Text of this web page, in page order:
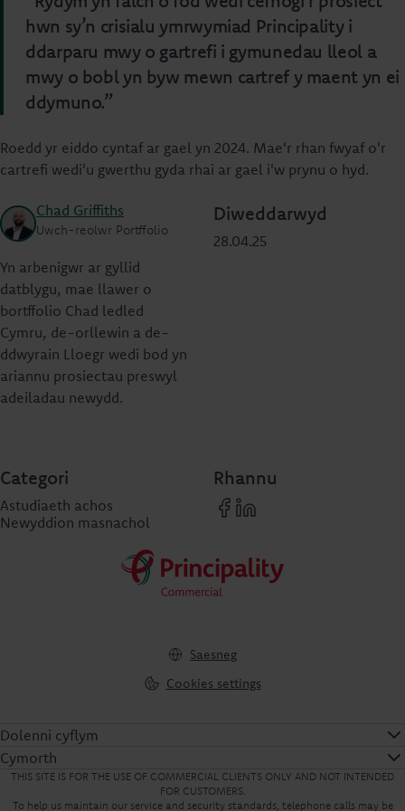
hwn sy’n crisialu ymrwymiad Principality i
ddarparu mwy o gartrefi i gymunedau lleol a
mwy o bobl yn byw mewn cartref y maent yn ei
ddymuno.”
Roedd yr eiddo cyntaf ar gael yn 2024. Mae'r rhan fwyaf o'r
cartrefi wedi'u gwerthu gyda rhai ar gael i'w prynu o hyd.
Chad Griffiths
Uwch-reolwr Portffolio
Yn arbenigwr ar gyllid
datblygu, mae llawer o
bortffolio Chad ledled
Cymru, de-orllewin a de-
ddwyrain Lloegr wedi bod yn
ariannu prosiectau preswyl
adeiladau newydd.
Diweddarwyd
28.04.25
Categori
Astudiaeth achos
Newyddion masnachol
Rhannu
Saesneg
Cookies settings
Dolenni cyflym
Cymorth
THIS SITE IS FOR THE USE OF COMMERCIAL CLIENTS ONLY AND NOT INTENDED
FOR CUSTOMERS.
To help us maintain our service and security standards, telephone calls may be